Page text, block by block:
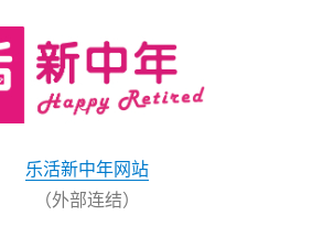
乐活新中年网站
（外部连结）